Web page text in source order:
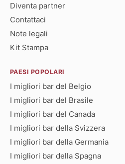
Diventa partner
Contattaci
Note legali
Kit Stampa
PAESI POPOLARI
I migliori bar del Belgio
I migliori bar del Brasile
I migliori bar del Canada
I migliori bar della Svizzera
I migliori bar della Germania
I migliori bar della Spagna